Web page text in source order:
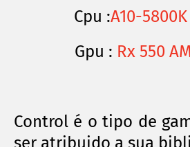
Cpu :A10-5800K
Gpu : Rx 550
Control é o tipo de
ser atribuido a sua